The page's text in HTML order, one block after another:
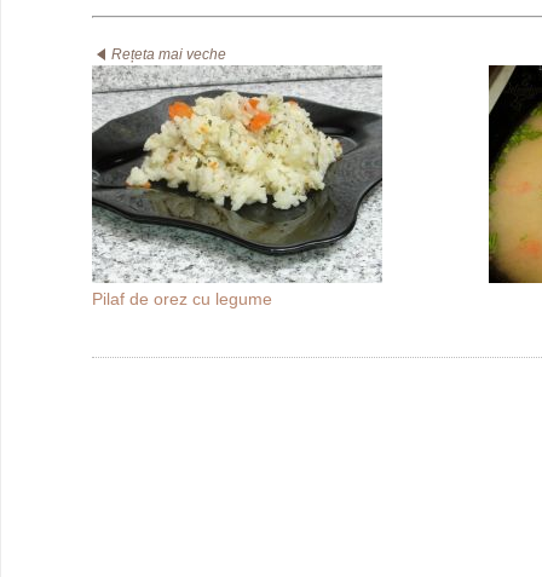
Rețeta mai veche
Pilaf de orez cu legume